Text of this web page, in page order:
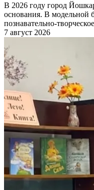
В 2026 году город
основания. В модельной
познавательно-
7 август 2026